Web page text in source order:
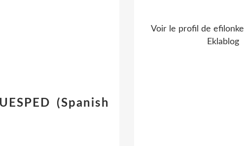
(Spanish
Voir le profil de efilonke
Eklablog